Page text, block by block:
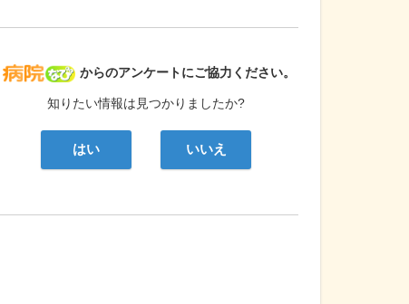
病院なび
からのアンケートにご協力ください。
知りたい情報は見つかりましたか?
はい いいえ